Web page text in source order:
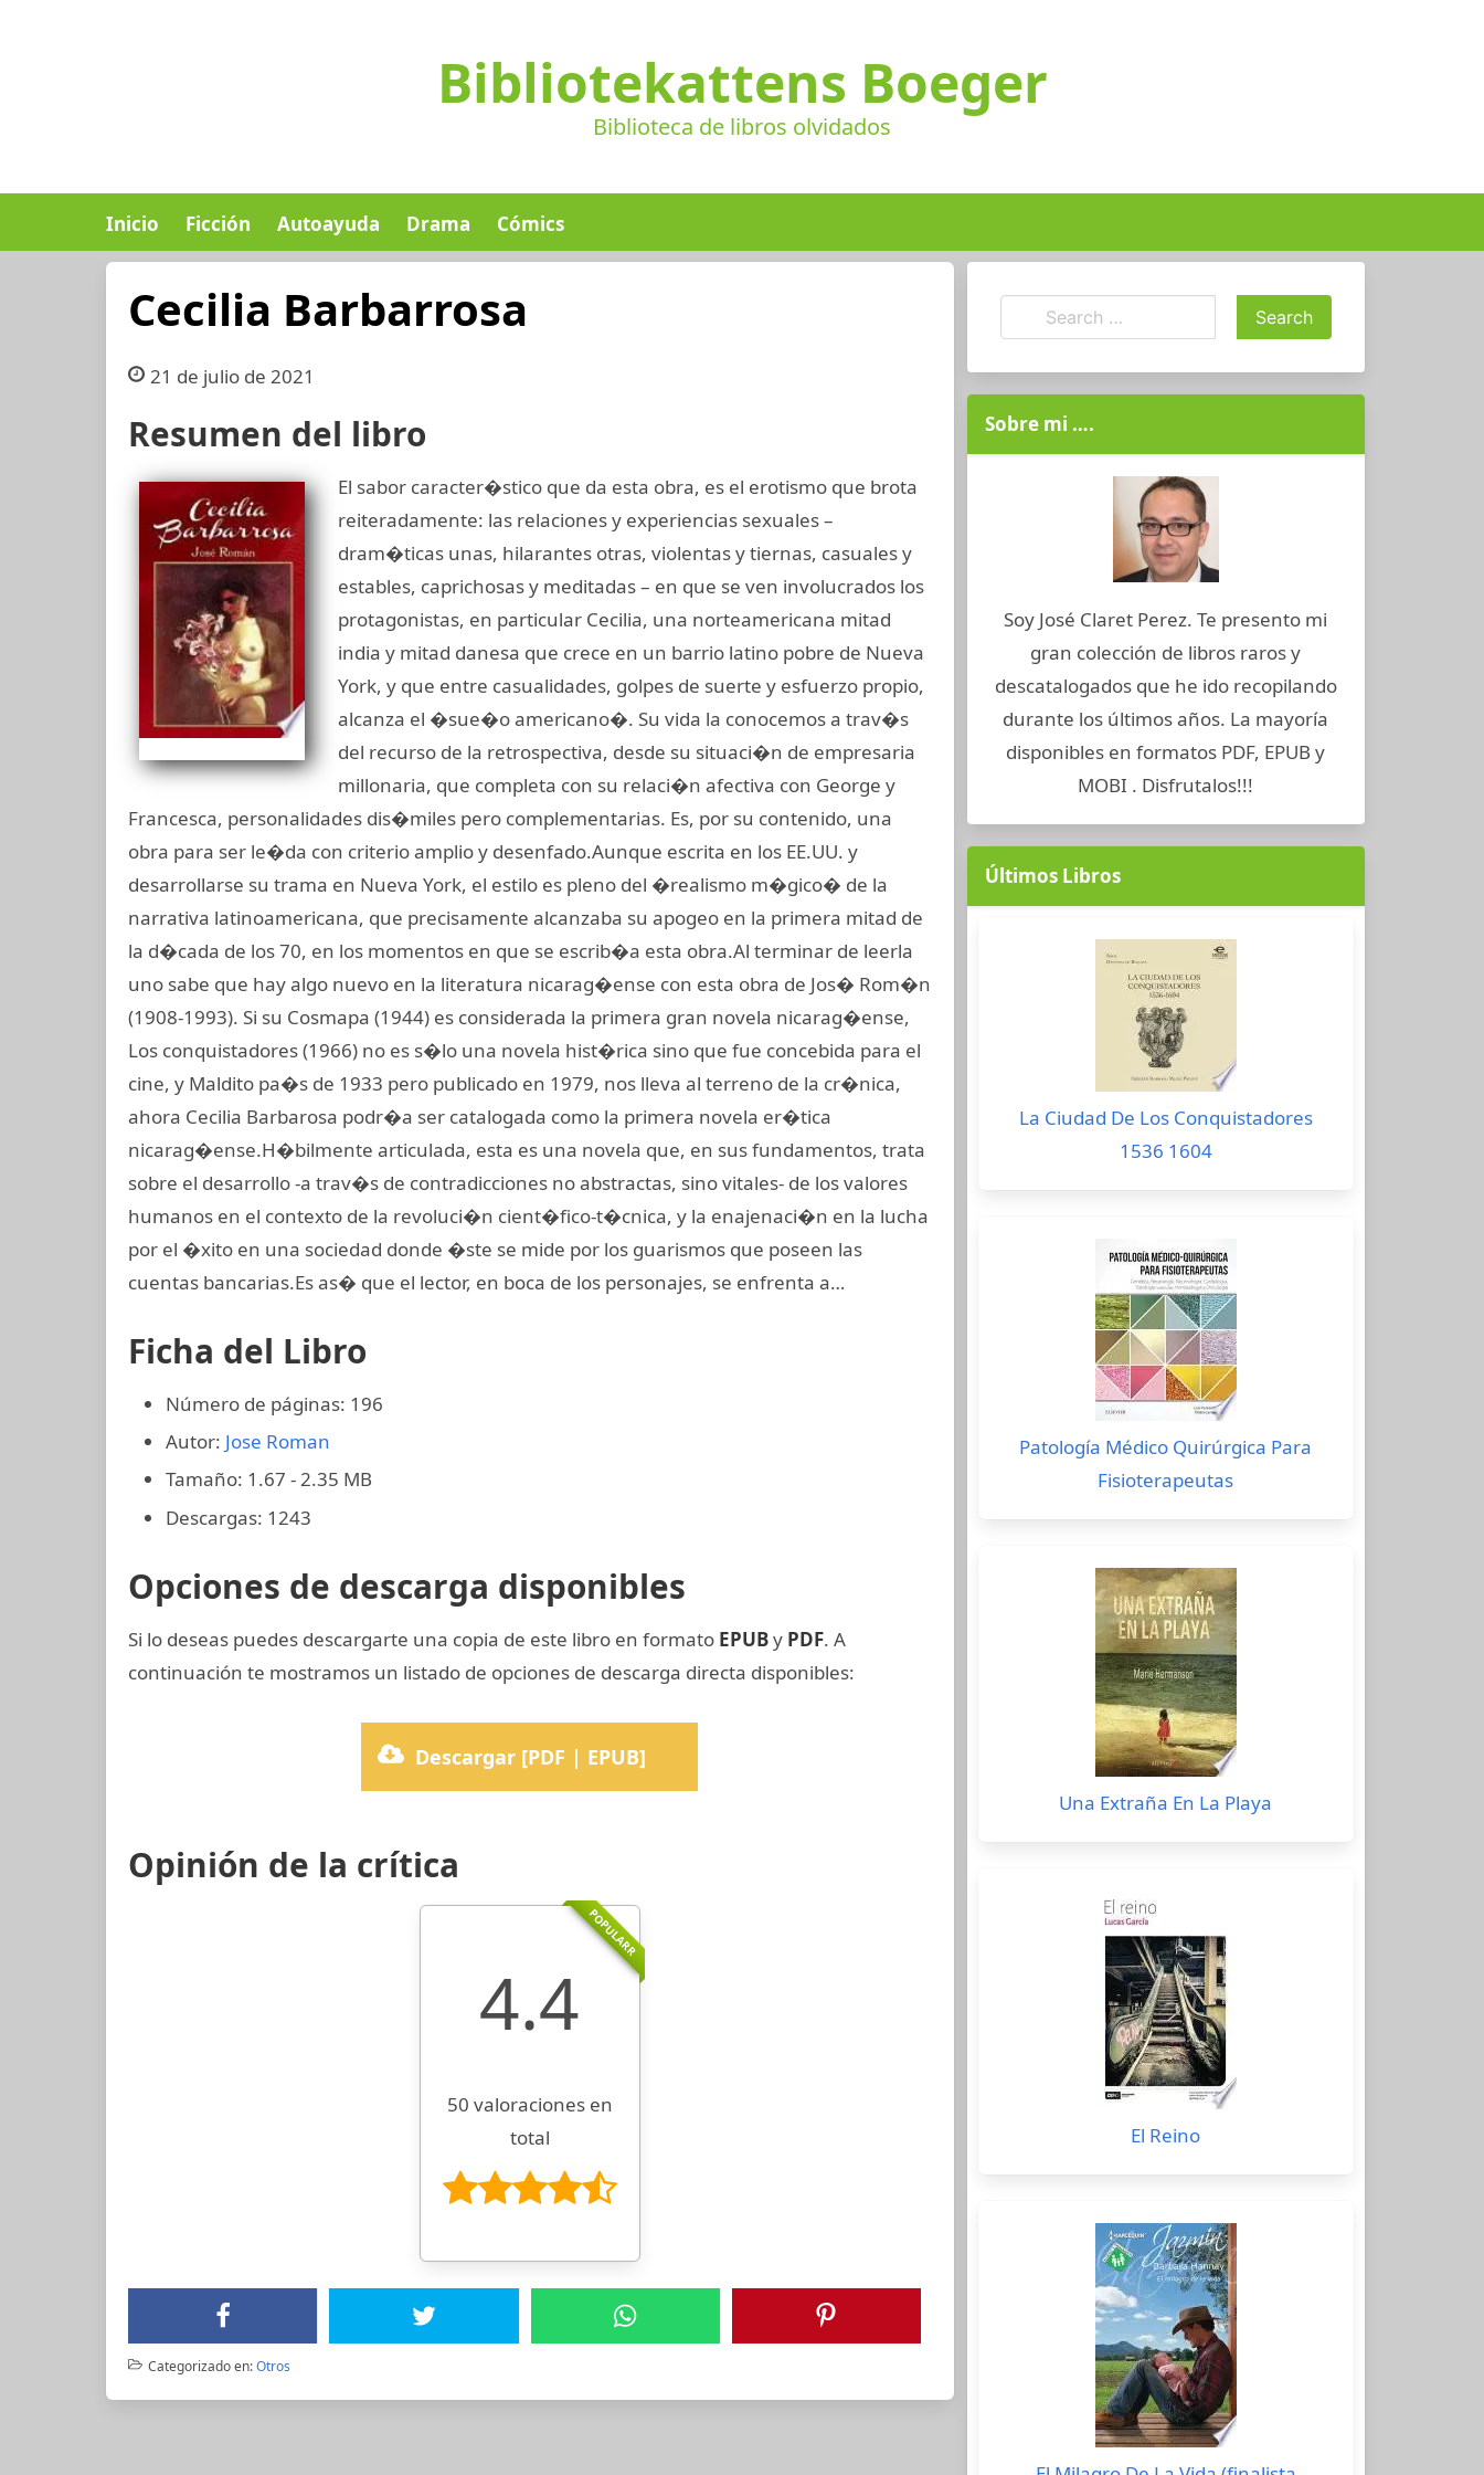
Bibliotekattens Boeger
Biblioteca de libros olvidados
Inicio Ficción Autoayuda Drama Cómics
Cecilia Barbarrosa
21 de julio de 2021
Resumen del libro
El sabor caracter�stico que da esta obra, es el erotismo que brota
reiteradamente: las relaciones y experiencias sexuales –
dram�ticas unas, hilarantes otras, violentas y tiernas, casuales y
estables, caprichosas y meditadas – en que se ven involucrados los
protagonistas, en particular Cecilia, una norteamericana mitad
india y mitad danesa que crece en un barrio latino pobre de Nueva
York, y que entre casualidades, golpes de suerte y esfuerzo propio,
alcanza el �sue�o americano�. Su vida la conocemos a trav�s
del recurso de la retrospectiva, desde su situaci�n de empresaria
millonaria, que completa con su relaci�n afectiva con George y
Francesca, personalidades dis�miles pero complementarias. Es, por su contenido, una
obra para ser le�da con criterio amplio y desenfado.Aunque escrita en los EE.UU. y
desarrollarse su trama en Nueva York, el estilo es pleno del �realismo m�gico� de la
narrativa latinoamericana, que precisamente alcanzaba su apogeo en la primera mitad de
la d�cada de los 70, en los momentos en que se escrib�a esta obra.Al terminar de leerla
uno sabe que hay algo nuevo en la literatura nicarag�ense con esta obra de Jos� Rom�n
(1908-1993). Si su Cosmapa (1944) es considerada la primera gran novela nicarag�ense,
Los conquistadores (1966) no es s�lo una novela hist�rica sino que fue concebida para el
cine, y Maldito pa�s de 1933 pero publicado en 1979, nos lleva al terreno de la cr�nica,
ahora Cecilia Barbarosa podr�a ser catalogada como la primera novela er�tica
nicarag�ense.H�bilmente articulada, esta es una novela que, en sus fundamentos, trata
sobre el desarrollo -a trav�s de contradicciones no abstractas, sino vitales- de los valores
humanos en el contexto de la revoluci�n cient�fico-t�cnica, y la enajenaci�n en la lucha
por el �xito en una sociedad donde �ste se mide por los guarismos que poseen las
cuentas bancarias.Es as� que el lector, en boca de los personajes, se enfrenta a…
Ficha del Libro
Número de páginas: 196
Autor: Jose Roman
Tamaño: 1.67 - 2.35 MB
Descargas: 1243
Opciones de descarga disponibles
Si lo deseas puedes descargarte una copia de este libro en formato EPUBy PDF. A
continuación te mostramos un listado de opciones de descarga directa disponibles:
Descargar [PDF | EPUB]
Opinión de la crítica
POPULARR
4.4
50 valoraciones en
total
Categorizado en:Otros
Sobre mi ….
Soy José Claret Perez. Te presento mi
gran colección de libros raros y
descatalogados que he ido recopilando
durante los últimos años. La mayoría
disponibles en formatos PDF, EPUB y
MOBI . Disfrutalos!!!
Últimos Libros
La Ciudad De Los Conquistadores
1536 1604
Patología Médico Quirúrgica Para
Fisioterapeutas
Una Extraña En La Playa
El Reino